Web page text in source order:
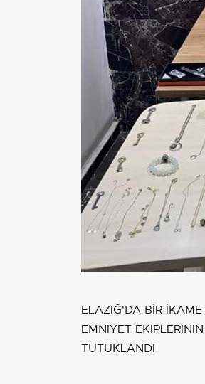
ELAZIĞ'DA BİR
EMNİYET
TUTUKLANDI